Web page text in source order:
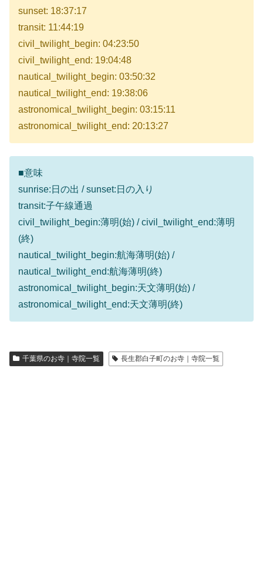
sunset: 18:37:17
transit: 11:44:19
civil_twilight_begin: 04:23:50
civil_twilight_end: 19:04:48
nautical_twilight_begin: 03:50:32
nautical_twilight_end: 19:38:06
astronomical_twilight_begin: 03:15:11
astronomical_twilight_end: 20:13:27
■意味
sunrise:日の出 / sunset:日の入り
transit:子午線通過
civil_twilight_begin:薄明(始) / civil_twilight_end:薄明
(終)
nautical_twilight_begin:航海薄明(始) /
nautical_twilight_end:航海薄明(終)
astronomical_twilight_begin:天文薄明(始) /
astronomical_twilight_end:天文薄明(終)
千葉県のお寺｜寺院一覧 長生郡白子町のお寺｜寺院一覧